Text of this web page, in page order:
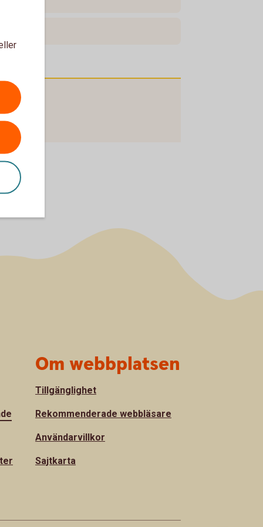
Om webbplatsen
Tillgänglighet
Rekommenderade webbläsare
Användarvillkor
Sajtkarta